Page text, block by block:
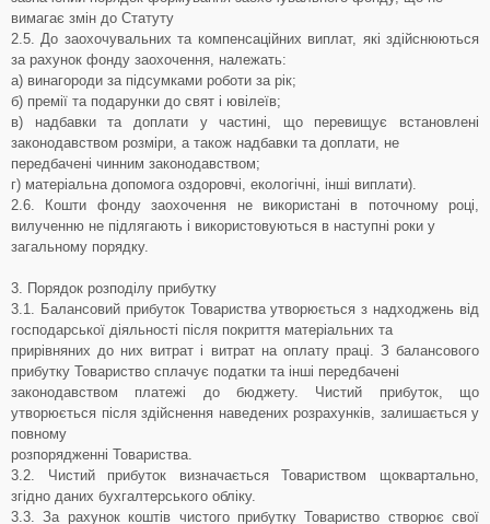
вимагає змін до Статуту
2.5. До заохочувальних та компенсаційних виплат, які здійснюються
за рахунок фонду заохочення, належать:
а) винагороди за підсумками роботи за рік;
б) премії та подарунки до свят і ювілеїв;
в) надбавки та доплати у частині, що перевищує встановлені
законодавством розміри, а також надбавки та доплати, не
передбачені чинним законодавством;
г) матеріальна допомога оздоровчі, екологічні, інші виплати).
2.6. Кошти фонду заохочення не використані в поточному році,
вилученню не підлягають і використовуються в наступні роки у
загальному порядку.
3. Порядок розподілу прибутку
3.1. Балансовий прибуток Товариства утворюється з надходжень від
господарської діяльності після покриття матеріальних та
прирівняних до них витрат і витрат на оплату праці. З балансового
прибутку Товариство сплачує податки та інші передбачені
законодавством платежі до бюджету. Чистий прибуток, що
утворюється після здійснення наведених розрахунків, залишається у
повному
розпорядженні Товариства.
3.2. Чистий прибуток визначається Товариством щоквартально,
згідно даних бухгалтерського обліку.
3.3. За рахунок коштів чистого прибутку Товариство створює свої